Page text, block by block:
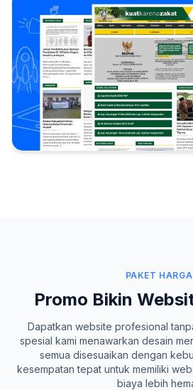
PAKET HARGA
Promo Bikin
Dapatkan website profesional
spesial kami menawarkan desain
semua disesuaikan dengan
kesempatan tepat untuk memiliki
biaya lebih